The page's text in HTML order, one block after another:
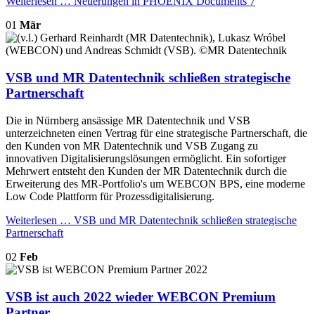
01 Mär
VSB und MR Datentechnik schließen strategische
Partnerschaft
Die in Nürnberg ansässige MR Datentechnik und VSB
unterzeichneten einen Vertrag für eine strategische Partnerschaft, die
den Kunden von MR Datentechnik und VSB Zugang zu
innovativen Digitalisierungslösungen ermöglicht. Ein sofortiger
Mehrwert entsteht den Kunden der MR Datentechnik durch die
Erweiterung des MR-Portfolio's um WEBCON BPS, eine moderne
Low Code Plattform für Prozessdigitalisierung.
Weiterlesen … VSB und MR Datentechnik schließen strategische
Partnerschaft
02 Feb
VSB ist auch 2022 wieder WEBCON Premium